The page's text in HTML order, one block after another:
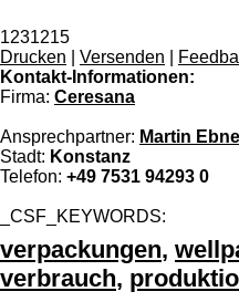
1231215
Drucken
Versenden
Kontakt-Informationen:
Firma: Ceresana
Ansprechpartner: Martin
Stadt: Konstanz
Telefon: +49 7531 94293 0
_CSF_KEYWORDS:
verpackungen,
verbrauch,